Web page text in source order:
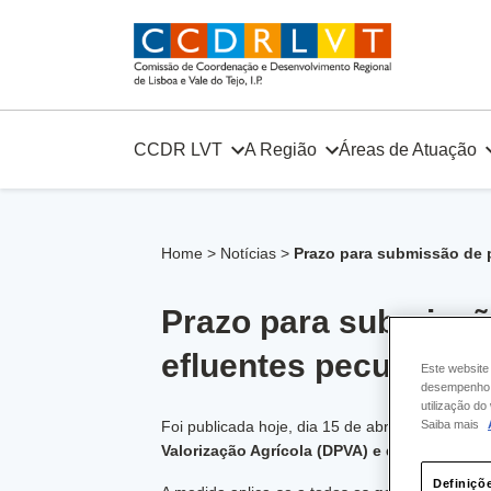
CCDR LVT A Região Áreas de Atuação
Home > Notícias > Prazo para submissão
Prazo para
efluentes pecuários
Foi publicada hoje, dia 15 de abril de 2025, a
Valorização Agrícola (DPVA) e das
Este
utilização do
Saiba mais